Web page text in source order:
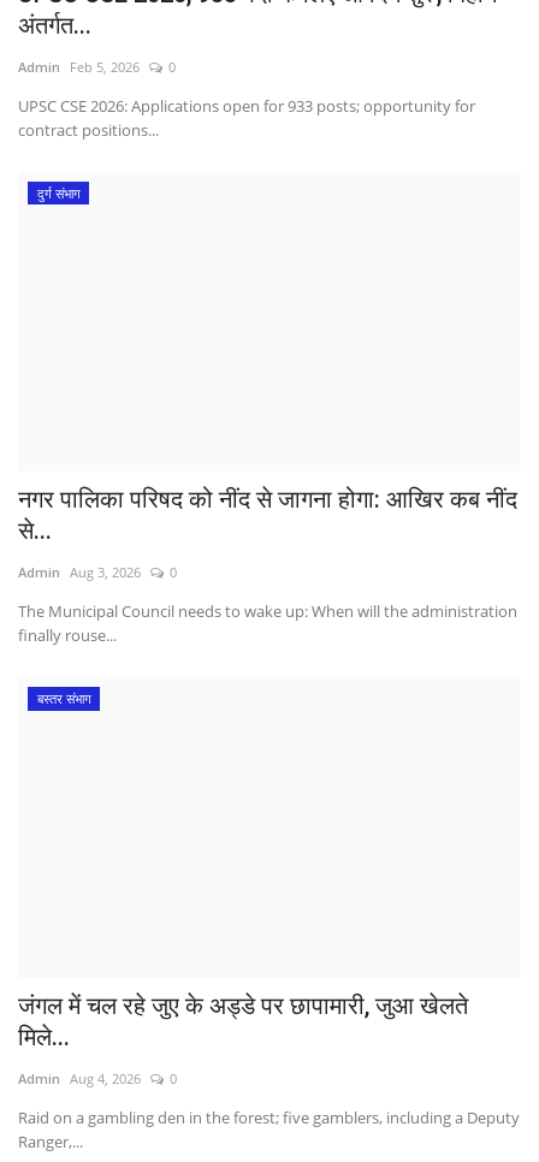
अंतर्गत...
Admin Feb 5, 2026 0
UPSC CSE 2026: Applications open for 933 posts; opportunity for
contract positions...
दुर्ग संभाग
​नगर पालिका परिषद को नींद से जागना होगा: आखिर कब नींद
से...
Admin Aug 3, 2026 0
The Municipal Council needs to wake up: When will the administration
finally rouse...
बस्तर संभाग
जंगल में चल रहे जुए के अड्डे पर छापामारी, जुआ खेलते
मिले...
Admin Aug 4, 2026 0
Raid on a gambling den in the forest; five gamblers, including a Deputy
Ranger,...